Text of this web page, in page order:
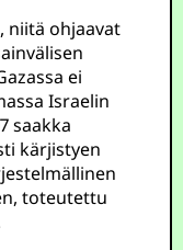
niitä ohjaavat
ei
Israelin
saakka
kärjistyen
toteutettu